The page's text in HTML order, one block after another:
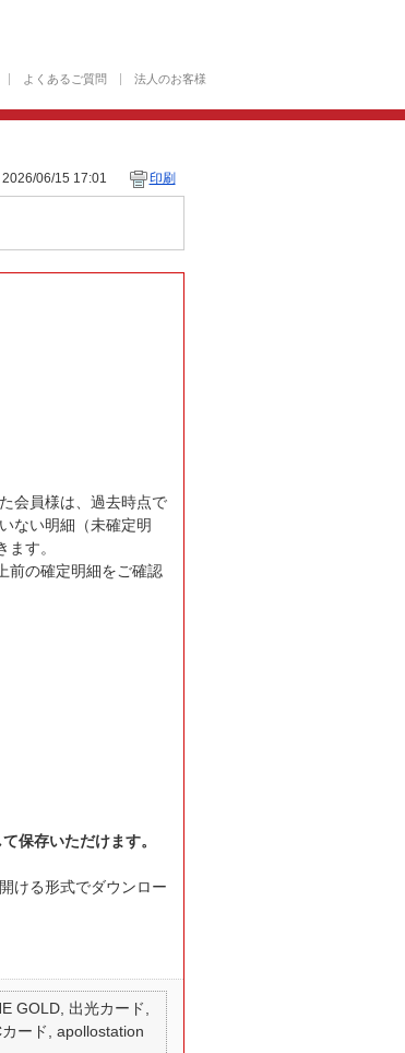
よくあるご質問 法人のお客様
06/15 17:01 印刷
会員様は、過去時点で
ない明細（未確定明
す。
の確定明細をご確認
保存いただけます。
ける形式でダウンロー
GOLD, 出光カード,
ード, apollostation